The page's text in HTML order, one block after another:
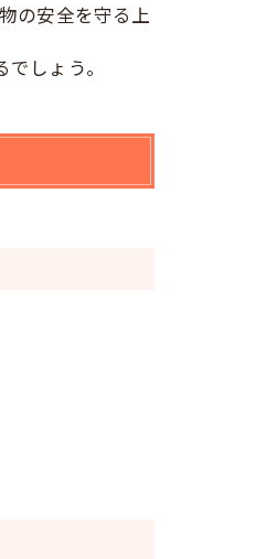
の安全を守る上
しょう。